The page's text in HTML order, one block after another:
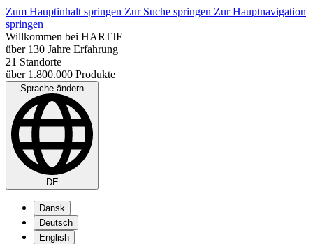
Zum Hauptinhalt springen Zur Suche springen Zur Hauptnavigation
springen
Willkommen bei HARTJE
über 130 Jahre Erfahrung
21 Standorte
über 1.800.000 Produkte
Sprache ändern
DE
Dansk
Deutsch
English